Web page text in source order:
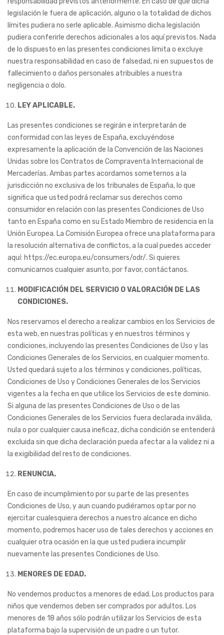
legislación le fuera de aplicación, alguno o la totalidad de dichos
límites pudiera no serle aplicable. Asimismo dicha legislación
pudiera conferirle derechos adicionales a los aquí previstos. Nada
de lo dispuesto en las presentes condiciones limita o excluye
nuestra responsabilidad en caso de falsedad, ni en supuestos de
fallecimiento o daños personales atribuibles a nuestra
negligencia o dolo.
LEY APLICABLE.
Las presentes condiciones se regirán e interpretarán de
conformidad con las leyes de España, excluyéndose
expresamente la aplicación de la Convención de las Naciones
Unidas sobre los Contratos de Compraventa Internacional de
Mercaderías. Ambas partes acordamos someternos a la
jurisdicción no exclusiva de los tribunales de España, lo que
significa que usted podrá reclamar sus derechos como
consumidor en relación con las presentes Condiciones de Uso
tanto en España como en su Estado Miembro de residencia en la
Unión Europea. La Comisión Europea ofrece una plataforma para
la resolución alternativa de conflictos, a la cual puedes acceder
aquí: https://ec.europa.eu/consumers/odr/. Si quieres
comunicarnos cualquier asunto, por favor, contáctanos.
MODIFICACIÓN DEL SERVICIO O VALORACIÓN DE LAS
CONDICIONES.
Nos reservamos el derecho a realizar cambios en los Servicios de
esta web, en nuestras políticas y en nuestros términos y
condiciones, incluyendo las presentes Condiciones de Uso y las
Condiciones Generales de los Servicios, en cualquier momento.
Usted quedará sujeto a los términos y condiciones, políticas,
Condiciones de Uso y Condiciones Generales de los Servicios
vigentes a la fecha en que utilice los Servicios de este dominio.
Si alguna de las presentes Condiciones de Uso o de las
Condiciones Generales de los Servicios fuera declarada inválida,
nula o por cualquier causa ineficaz, dicha condición se entenderá
excluida sin que dicha declaración pueda afectar a la validez ni a
la exigibilidad del resto de condiciones.
RENUNCIA.
En caso de incumplimiento por su parte de las presentes
Condiciones de Uso, y aun cuando pudiéramos optar por no
ejercitar cualesquiera derechos a nuestro alcance en dicho
momento, podremos hacer uso de tales derechos y acciones en
cualquier otra ocasión en la que usted pudiera incumplir
nuevamente las presentes Condiciones de Uso.
MENORES DE EDAD.
No vendemos productos a menores de edad. Los productos para
niños que vendemos deben ser comprados por adultos. Los
menores de 18 años sólo podrán utilizar los Servicios de esta
plataforma bajo la supervisión de un padre o un tutor.